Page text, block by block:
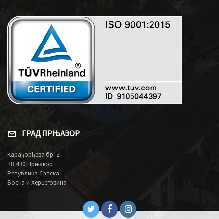
ГРАД ПРЊАВОР
Карађорђева бр. 2
78 430 Прњавор
Република Српска
Босна и Херцеговина